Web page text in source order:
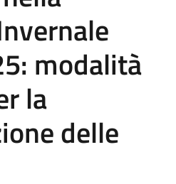
modalità
la
delle